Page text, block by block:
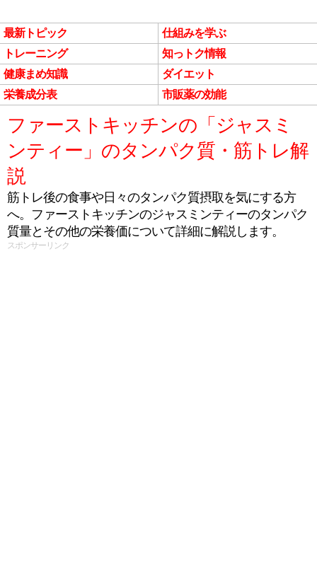
最新トピック
仕組みを学ぶ
トレーニング
知っトク情報
健康まめ知識
ダイエット
栄養成分表
市販薬の効能
ファーストキッチンの「ジャスミ
ンティー」のタンパク質・筋トレ解
説
筋トレ後の食事や日々のタンパク質摂取を気にする方
へ。ファーストキッチンのジャスミンティーのタンパク
質量とその他の栄養価について詳細に解説します。
スポンサーリンク